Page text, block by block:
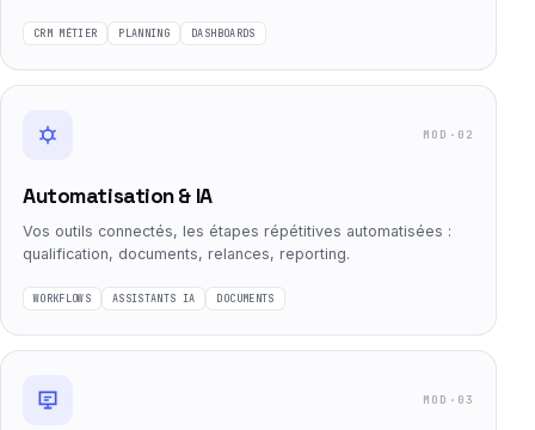
CRM MÉTIER PLANNING DASHBOARDS
MOD·02
Automatisation & IA
Vos outils connectés, les étapes répétitives automatisées :
qualification, documents, relances, reporting.
WORKFLOWS ASSISTANTS IA DOCUMENTS
MOD·03